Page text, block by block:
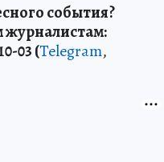
события?
03 (Telegram,